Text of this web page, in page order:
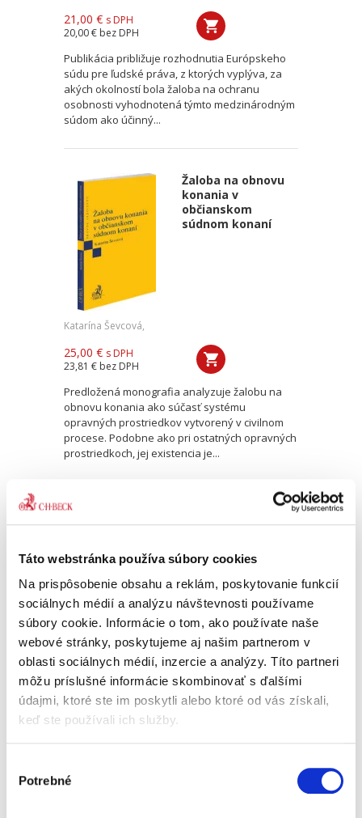
Táto webstránka používa súbory cookies
Na prispôsobenie obsahu a reklám, poskytovanie funkcií
sociálnych médií a analýzu návštevnosti používame
súbory cookie. Informácie o tom, ako používate naše
webové stránky, poskytujeme aj našim partnerom v
oblasti sociálnych médií, inzercie a analýzy. Títo partneri
môžu príslušné informácie skombinovať s ďalšími
údajmi, ktoré ste im poskytli alebo ktoré od vás získali,
keď ste používali ich služby.
súhlasu
Potrebné
21,00 € s DPH
20,00 € bez DPH
Publikácia približuje rozhodnutia Európskeho
súdu pre ľudské práva, z ktorých vyplýva, za
akých okolností bola žaloba na ochranu
osobnosti vyhodnotená týmto medzinárodným
súdom ako účinný...
Žaloba na obnovu
konania v
občianskom
súdnom konaní
Katarína Ševcová,
25,00 € s DPH
23,81 € bez DPH
Predložená monografia analyzuje žalobu na
obnovu konania ako súčasť systému
opravných prostriedkov vytvorený v civilnom
procese. Podobne ako pri ostatných opravných
prostriedkoch, jej existencia je...
mimosporové
niektorých
veciach fyzických
osôb
Romana Smyčková, Marek Filo
19,00 € s DPH
18,10 €bez DPH
Rekodifikácia civilného práva procesného na
ale aj materiálne...